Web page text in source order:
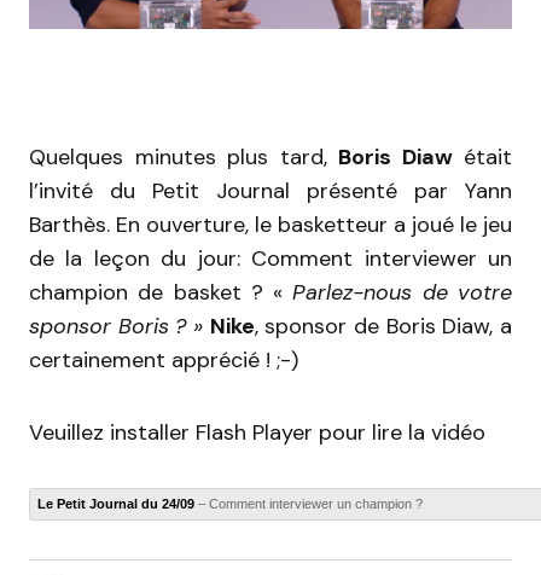
Quelques minutes plus tard, Boris Diawétait
l’invité du Petit Journal présenté par Yann
Barthès. En ouverture, le basketteur a joué le jeu
de la leçon du jour: Comment interviewer un
champion de basket ? «Parlez-nous de votre
sponsor Boris ? » Nike, sponsor de Boris Diaw, a
certainement apprécié ! ;-)
Veuillez installer Flash Player pour lire la vidéo
Le Petit Journal du 24/09 – Comment interviewer un champion ?